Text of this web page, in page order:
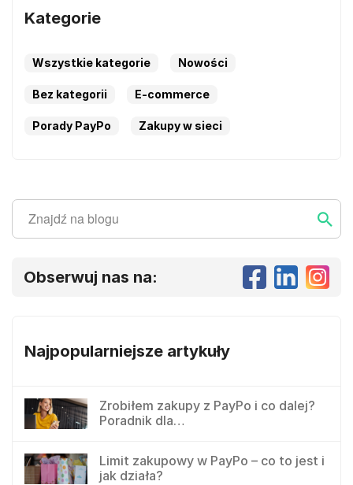
Kategorie
Wszystkie kategorie Nowości
Bez kategorii E-commerce
Porady PayPo Zakupy w sieci
Szukaj ...
Szukaj
Obserwuj nas na:
Najpopularniejsze artykuły
Zrobiłem zakupy z PayPo i co dalej?
Poradnik dla…
Limit zakupowy w PayPo – co to jest i
jak działa?